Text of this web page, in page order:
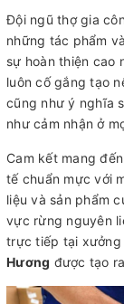
Đội ngũ thợ gia
những tác phẩm
sự hoàn thiện cao
luôn cố gắng tạo
cũng như ý nghĩa
như cảm nhận ở
Cam kết mang
tế chuẩn mực với
liệu và sản phẩm
vực rừng nguyên
trực tiếp tại xưởng
Hương được tạo